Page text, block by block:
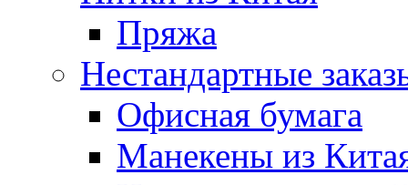
Пряжа
Нестандартные
Офисная бумага
Манекены из